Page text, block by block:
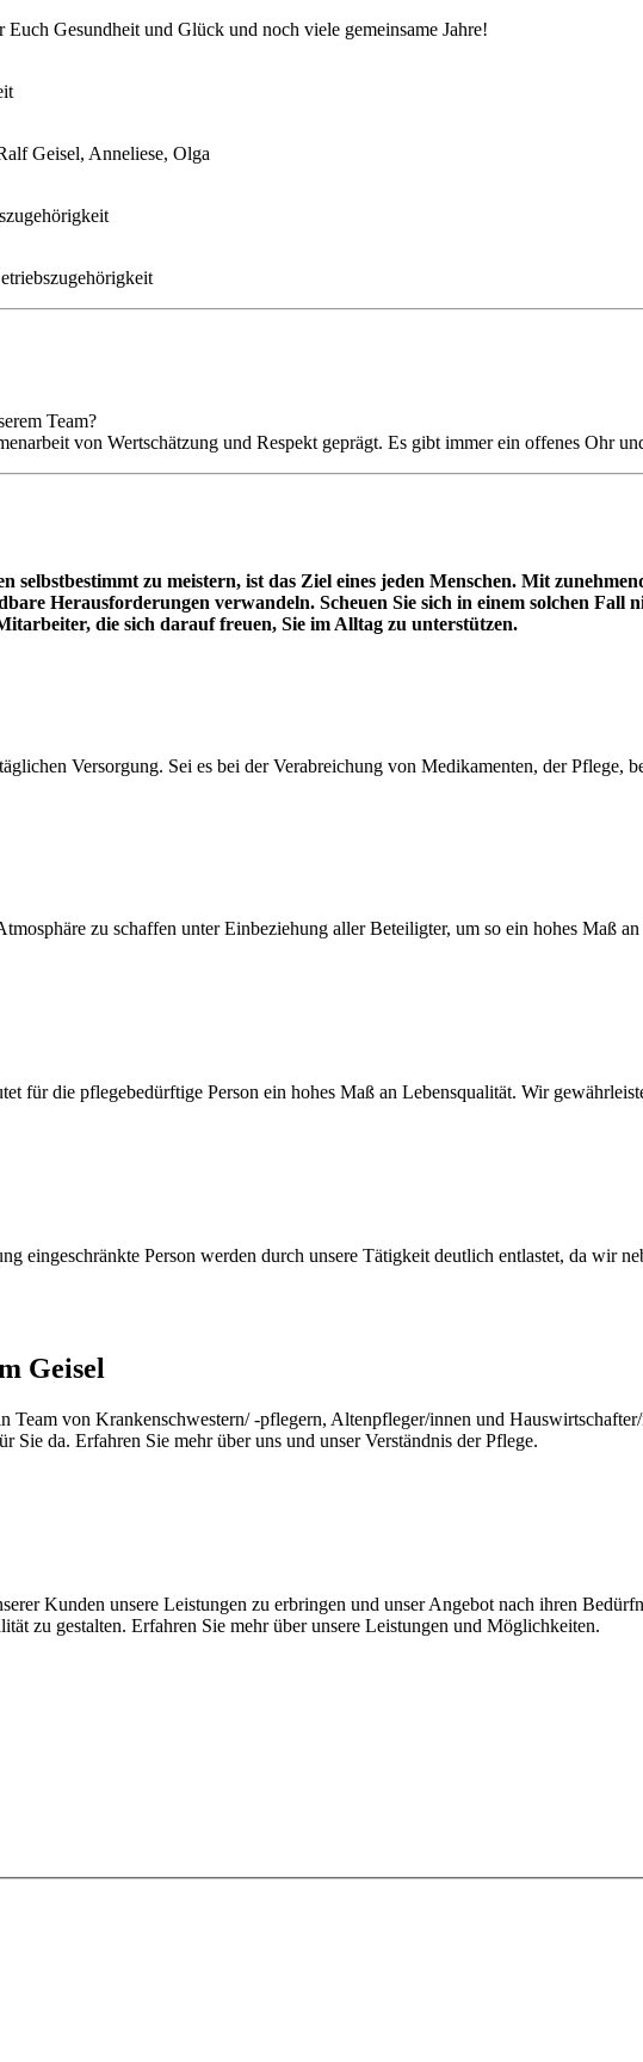
Gesundheit und Glück und noch viele gemeinsame Jahre!
Geisel, Anneliese, Olga
Team?
von Wertschätzung und Respekt geprägt. Es gibt immer ein offenes Ohr
selbstbestimmt zu meistern, ist das Ziel eines jeden Menschen. Mit
Herausforderungen verwandeln. Scheuen Sie sich in einem solchen Fall
die sich darauf freuen, Sie im Alltag zu unterstützen.
Versorgung. Sei es bei der Verabreichung von Medikamenten, der
zu schaffen unter Einbeziehung aller Beteiligter, um so ein hohes Maß
für die pflegebedürftige Person ein hohes Maß an Lebensqualität. Wir
eingeschränkte Person werden durch unsere Tätigkeit deutlich entlastet, da wir
Geisel
Team von Krankenschwestern/ -pflegern, Altenpfleger/innen und
da. Erfahren Sie mehr über uns und unser Verständnis der Pflege.
Kunden unsere Leistungen zu erbringen und unser Angebot nach ihren
zu gestalten. Erfahren Sie mehr über unsere Leistungen und Möglichkeiten.